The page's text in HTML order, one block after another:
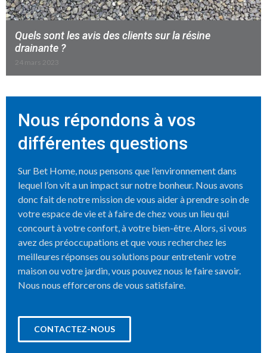
Quels sont les avis des clients sur la résine
drainante ?
24 mars 2023
Nous répondons à vos
différentes questions
Sur Bet Home, nous pensons que l’environnement dans
lequel l’on vit a un impact sur notre bonheur. Nous avons
donc fait de notre mission de vous aider à prendre soin de
votre espace de vie et à faire de chez vous un lieu qui
concourt à votre confort, à votre bien-être. Alors, si vous
avez des préoccupations et que vous recherchez les
meilleures réponses ou solutions pour entretenir votre
maison ou votre jardin, vous pouvez nous le faire savoir.
Nous nous efforcerons de vous satisfaire.
CONTACTEZ-NOUS